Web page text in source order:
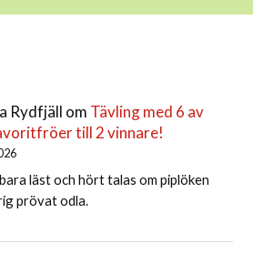
Rydfjäll om Tävling med 6 av
till 2 vinnare!
läst och hört talas om piplöken
prövat odla.